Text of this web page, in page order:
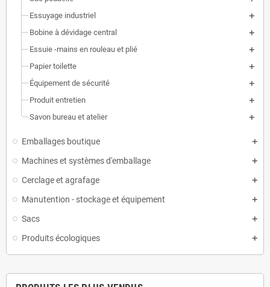
Essuyage industriel
Bobine à dévidage central
Essuie -mains en rouleau et plié
Papier toilette
Équipement de sécurité
Produit entretien
Savon bureau et atelier
Emballages boutique
Machines et systèmes d'emballage
Cerclage et agrafage
Manutention - stockage et équipement
Sacs
Produits écologiques